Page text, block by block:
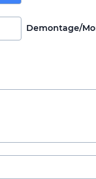
Demontage/